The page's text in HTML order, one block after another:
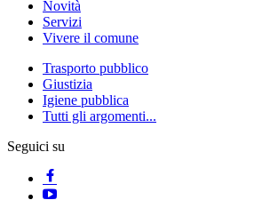
Novità
Servizi
Vivere il comune
Trasporto pubblico
Giustizia
Igiene pubblica
Tutti gli argomenti...
Seguici su